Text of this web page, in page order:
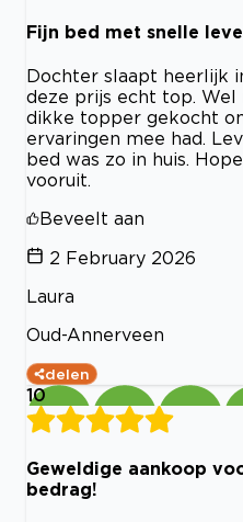
Fijn bed met snelle
Dochter slaapt heerlijk
deze prijs echt top.
dikke topper gekocht
ervaringen mee had.
bed was zo in huis.
vooruit.
Beveelt aan
2 February 2026
Laura
Oud-Annerveen
delen
10
Geweldige aankoop
bedrag!